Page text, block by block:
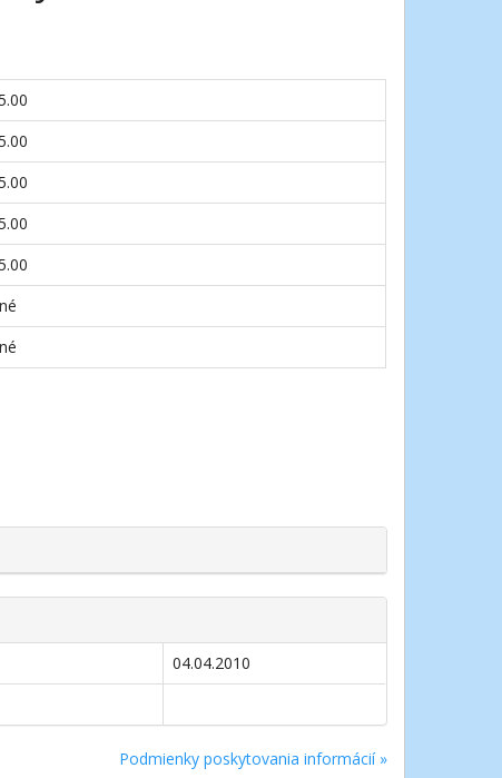
04.04.2010
Podmienky poskytovania informácií »